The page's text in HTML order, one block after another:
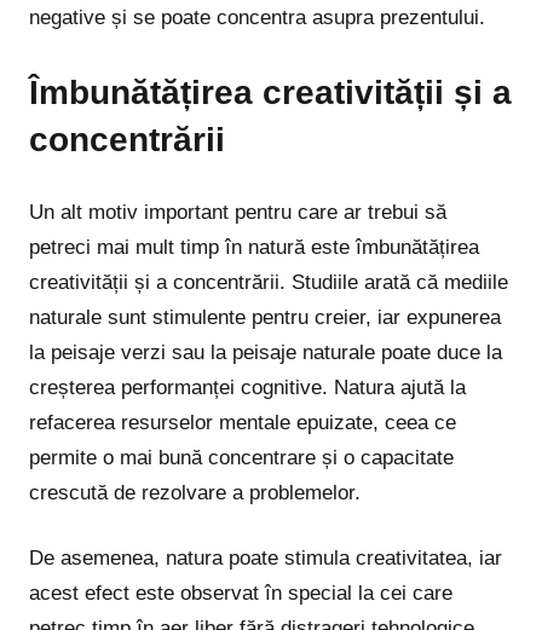
negative și se poate concentra asupra prezentului.
Îmbunătățirea creativității și a
concentrării
Un alt motiv important pentru care ar trebui să
petreci mai mult timp în natură este îmbunătățirea
creativității și a concentrării. Studiile arată că mediile
naturale sunt stimulente pentru creier, iar expunerea
la peisaje verzi sau la peisaje naturale poate duce la
creșterea performanței cognitive. Natura ajută la
refacerea resurselor mentale epuizate, ceea ce
permite o mai bună concentrare și o capacitate
crescută de rezolvare a problemelor.
De asemenea, natura poate stimula creativitatea, iar
acest efect este observat în special la cei care